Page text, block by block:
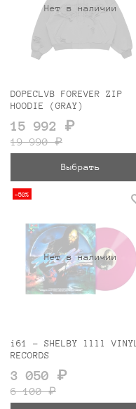
Нет в наличии
DOPECLVB FOREVER ZIP
HOODIE (GRAY)
15 992 ₽
19 990 ₽
Выбрать
Нет в наличии
-50%
i61 - SHELBY llll VINYL
RECORDS
3 050 ₽
6 100 ₽